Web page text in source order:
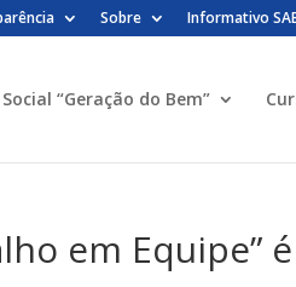
Sobre Informativo
“Geração do Bem”
em Equipe”